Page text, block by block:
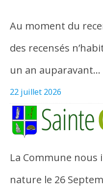
Au moment du
des recensés
un an auparavant…
22 juillet 2026
La Commune nous
nature le 26